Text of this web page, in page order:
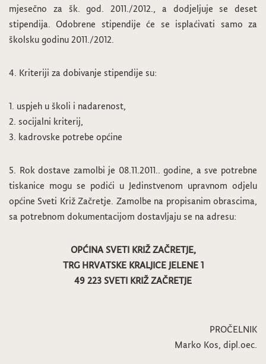
mjesečno za šk. god. 2011./2012., a dodjeljuje se deset
stipendija. Odobrene stipendije će se isplaćivati samo za
školsku godinu 2011./2012.
4. Kriteriji za dobivanje stipendije su:
1. uspjeh u školi i nadarenost,
2. socijalni kriterij,
3. kadrovske potrebe općine
5. Rok dostave zamolbi je 08.11.2011.. godine, a sve potrebne
tiskanice mogu se podići u Jedinstvenom upravnom odjelu
općine Sveti Križ Začretje. Zamolbe na propisanim obrascima,
sa potrebnom dokumentacijom dostavljaju se na adresu:
OPĆINA SVETI KRIŽ ZAČRETJE,
TRG HRVATSKE KRALJICE JELENE 1
49 223 SVETI KRIŽ ZAČRETJE
PROČELNIK
Marko Kos, dipl.oec.